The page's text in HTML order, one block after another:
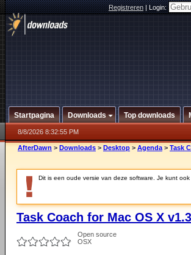
Registreren|Login:
Startpagina Downloads Top downloads
8/8/2026 8:32:55 PM
AfterDawn > Downloads > Desktop > Agenda > Task
Dit is een oude versie van deze software. Je kunt ook
Task Coach for Mac OS X
Open source
OSX